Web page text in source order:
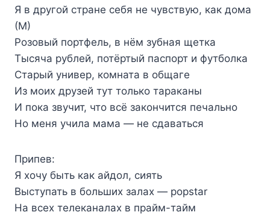
Я в другой стране себя не чувствую, как дома
(М)
Розовый портфель, в нём зубная щетка
Тысяча рублей, потёртый паспорт и футболка
Старый универ, комната в общаге
Из моих друзей тут только тараканы
И пока звучит, что всё закончится печально
Но меня учила мама — не сдаваться
Припев:
Я хочу быть как айдол, сиять
Выступать в больших залах — popstar
На всех телеканалах в прайм-тайм